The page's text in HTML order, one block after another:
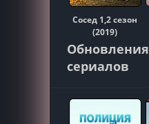
Сосед 1,2 сезон
(2019)
Обновления
сериалов